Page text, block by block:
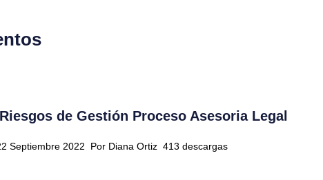
de Gestión Proceso Asesoria Legal
Septiembre 2022 Por Diana Ortiz 413 descargas